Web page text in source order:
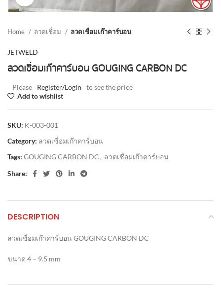
Home ลวดเชื่อม ลวดเชื่อมเก๊าคาร์บอน
JETWELD
ลวดเชื่อมเก๊าคาร์บอน GOUGING CARBON DC
Please Register/Login
to see the price
Add to wishlist
SKU: K-003-001
Category: ลวดเชื่อมเก๊าคาร์บอน
Tags: GOUGING CARBON DC , ลวดเชื่อมเก๊าคาร์บอน
Share:
DESCRIPTION
ลวดเชื่อมเก๊าคาร์บอน GOUGING CARBON DC
ขนาด 4 – 9.5 mm